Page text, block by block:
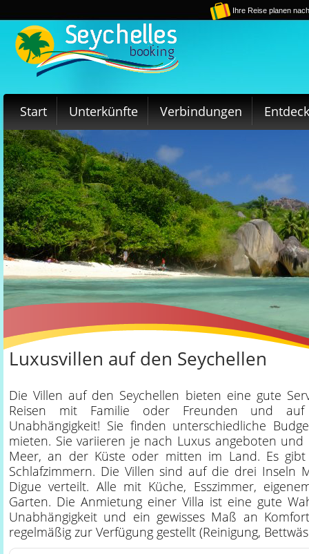
Ihre Reise planen
Start Unterkünfte Verbindungen
Luxusvillen auf den Seychellen
Die Villen auf den Seychellen bieten eine gute
Reisen mit Familie oder Freunden und
Unabhängigkeit! Sie finden unterschiedliche
mieten. Sie variieren je nach Luxus angeboten
Meer, an der Küste oder mitten im Land. Es
Schlafzimmern. Die Villen sind auf die drei Inseln
Digue verteilt. Alle mit Küche, Esszimmer,
Garten. Die Anmietung einer Villa ist eine gute
Unabhängigkeit und ein gewisses Maß an
regelmäßig zur Verfügung gestellt (Reinigung,